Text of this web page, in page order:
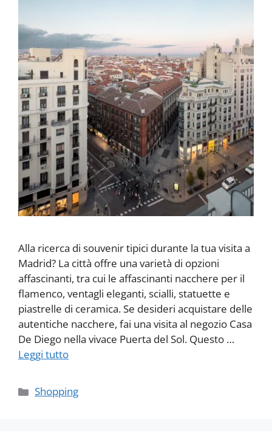
Alla ricerca di souvenir tipici durante la tua visita a
Madrid? La città offre una varietà di opzioni
affascinanti, tra cui le affascinanti nacchere per il
flamenco, ventagli eleganti, scialli, statuette e
piastrelle di ceramica. Se desideri acquistare delle
autentiche nacchere, fai una visita al negozio Casa
De Diego nella vivace Puerta del Sol. Questo …
Leggi tutto
Categorie
Shopping